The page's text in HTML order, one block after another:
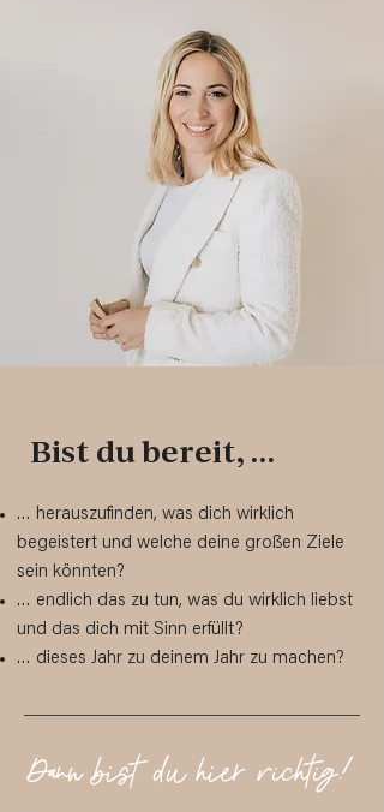
Bist du bereit, …
… herauszufinden, was dich wirklich
begeistert und welche deine großen Ziele
sein könnten?
… endlich das zu tun, was du wirklich liebst
und das dich mit Sinn erfüllt?
… dieses Jahr zu deinem Jahr zu machen?
Dann bist du hier richtig!